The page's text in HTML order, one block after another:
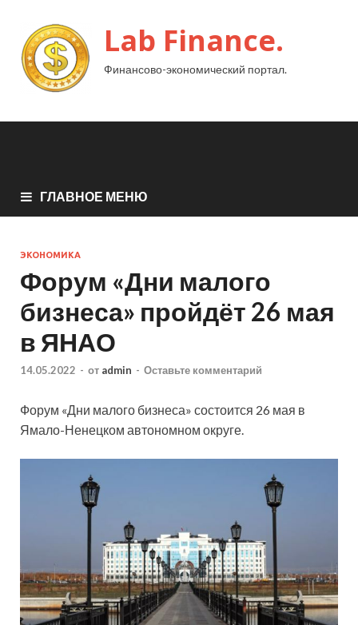
Lab Finance.
Финансово-экономический портал.
ГЛАВНОЕ МЕНЮ
ЭКОНОМИКА
Форум «Дни малого
бизнеса» пройдёт 26 мая
в ЯНАО
14.05.2022 - от admin - Оставьте комментарий
Форум «Дни малого бизнеса» состоится 26 мая в
Ямало-Ненецком автономном округе.